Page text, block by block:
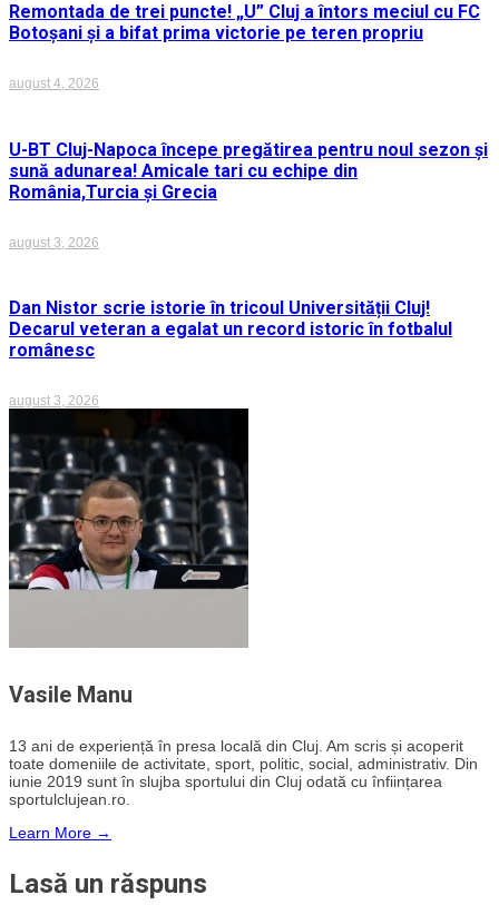
Remontada de trei puncte! „U” Cluj a întors meciul cu FC
Botoșani și a bifat prima victorie pe teren propriu
august 4, 2026
U-BT Cluj-Napoca începe pregătirea pentru noul sezon și
sună adunarea! Amicale tari cu echipe din
România,Turcia și Grecia
august 3, 2026
Dan Nistor scrie istorie în tricoul Universității Cluj!
Decarul veteran a egalat un record istoric în fotbalul
românesc
august 3, 2026
Vasile Manu
13 ani de experiență în presa locală din Cluj. Am scris și acoperit
toate domeniile de activitate, sport, politic, social, administrativ. Din
iunie 2019 sunt în slujba sportului din Cluj odată cu înființarea
sportulclujean.ro.
Learn More →
Lasă un răspuns